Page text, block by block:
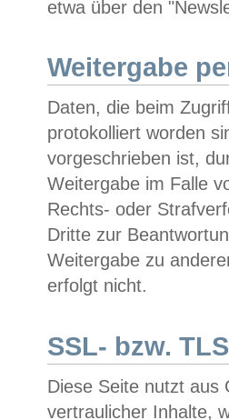
etwa über den
Weitergabe
Daten, die beim
protokolliert worden
vorgeschrieben ist,
Weitergabe im Falle
Rechts- oder
Dritte zur
Weitergabe zu
erfolgt nicht.
SSL- bzw.
Diese Seite nutzt aus
vertraulicher Inhalte,